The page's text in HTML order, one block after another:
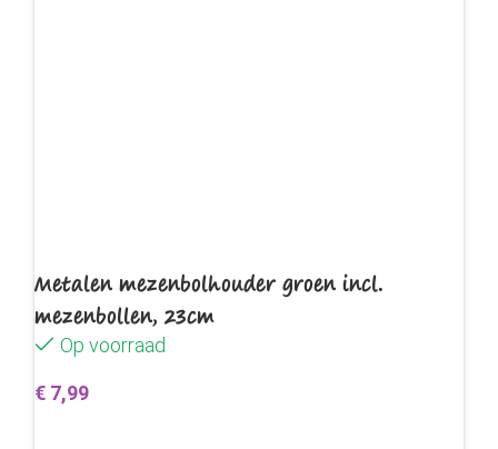
Metalen mezenbolhouder groen incl.
mezenbollen, 23cm
Op voorraad
€ 7,99